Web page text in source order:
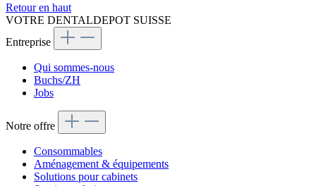
Retour en haut
VOTRE DENTALDEPOT SUISSE
Entreprise
Qui sommes-nous
Buchs/ZH
Jobs
Notre offre
Consommables
Aménagement & équipements
Solutions pour cabinets